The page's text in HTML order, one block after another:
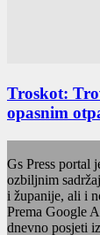
Troskot:
opasnim
Gs Press portal
ozbiljnim
i županije, ali i
Prema Google
dnevno posjeti